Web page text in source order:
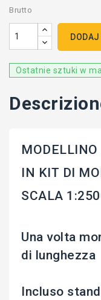
Brutto
Ostatnie sztuki w
IN KIT DI
SCALA
Una volta
di lunghezza
Incluso